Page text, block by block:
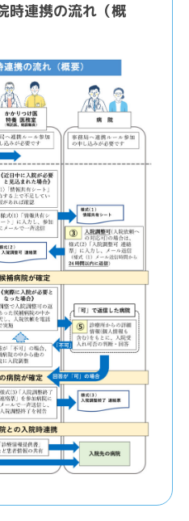
時連携の流れ（概